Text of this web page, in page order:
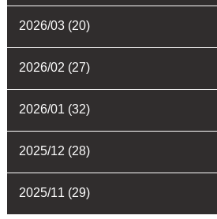
2026/03(20)
2026/02 (27)
2026/01 (32)
2025/12 (28)
2025/11 (29)